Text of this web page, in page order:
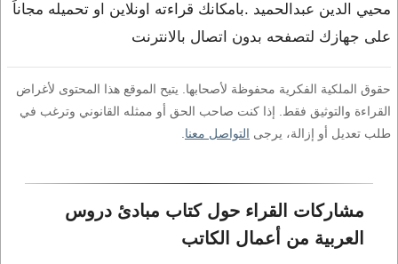
محيي الدين عبدالحميد .بامكانك قراءته اونلاين او تحميله مجاناً
على جهازك لتصفحه بدون اتصال بالانترنت
حقوق الملكية الفكرية محفوظة لأصحابها. يتيح الموقع هذا المحتوى لأغراض
القراءة والتوثيق فقط. إذا كنت صاحب الحق أو ممثله القانوني وترغب في
طلب تعديل أو إزالة، يرجى التواصل معنا
مشاركات القراء حول كتاب مبادئ دروس
العربية من أعمال الكاتب